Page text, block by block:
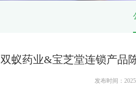
双蚁药业&宝芝堂连锁产品
发布时间：